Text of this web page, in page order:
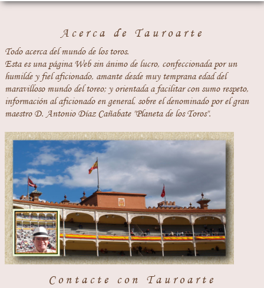
Acerca de Tauroarte
Todo acerca del mundo de los toros.
Esta es una página Web sin ánimo de lucro, confeccionada por un
humilde y fiel aficionado, amante desde muy temprana edad del
maravilloso mundo del toreo; y orientada a facilitar con sumo respeto,
información al aficionado en general, sobre el denominado por el gran
maestro D. Antonio Díaz Cañabate "Planeta de los Toros".
Contacte con Tauroarte